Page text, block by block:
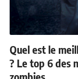
Quel est le
? Le top 6 des